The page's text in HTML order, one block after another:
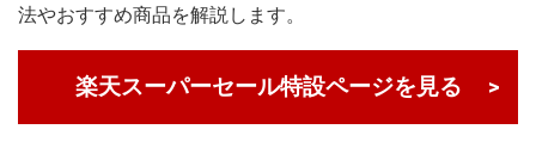
法やおすすめ商品を解説します。
楽天スーパーセール特設ページを見る